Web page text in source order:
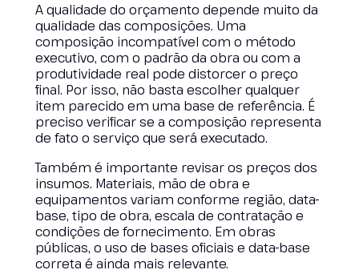
A qualidade do orçamento depende muito da
qualidade das composições. Uma
composição incompatível com o método
executivo, com o padrão da obra ou com a
produtividade real pode distorcer o preço
final. Por isso, não basta escolher qualquer
item parecido em uma base de referência. É
preciso verificar se a composição representa
de fato o serviço que será executado.
Também é importante revisar os preços dos
insumos. Materiais, mão de obra e
equipamentos variam conforme região, data-
base, tipo de obra, escala de contratação e
condições de fornecimento. Em obras
públicas, o uso de bases oficiais e data-base
correta é ainda mais relevante.